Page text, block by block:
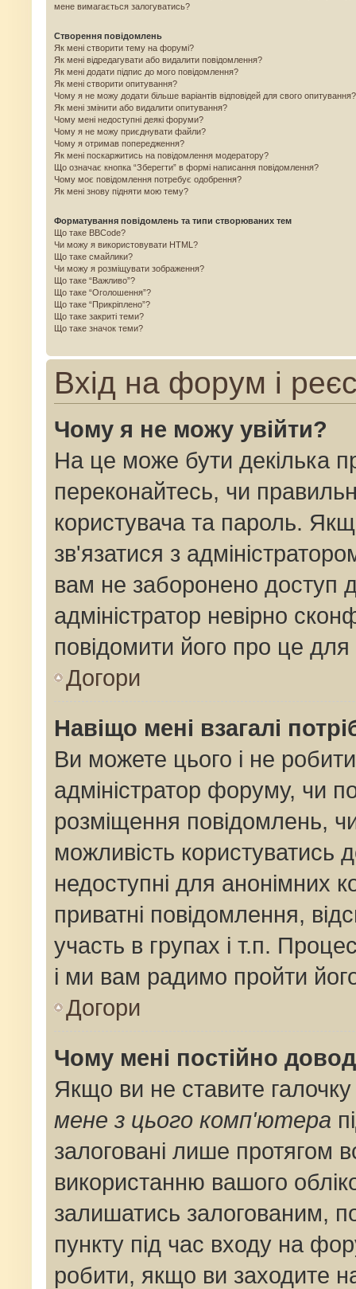
мене вимагається залогуватись?
Створення повідомлень
Як мені створити тему на форумі?
Як мені відредагувати або видалити повідомлення?
Як мені додати підпис до мого повідомлення?
Як мені створити опитування?
Чому я не можу додати більше варіантів відповідей для свого опитування?
Як мені змінити або видалити опитування?
Чому мені недоступні деякі форуми?
Чому я не можу приєднувати файли?
Чому я отримав попередження?
Як мені поскаржитись на повідомлення модератору?
Що означає кнопка “Зберегти” в формі написання повідомлення?
Чому моє повідомлення потребує одобрення?
Як мені знову підняти мою тему?
Форматування повідомлень та типи створюваних тем
Що таке BBCode?
Чи можу я використовувати HTML?
Що таке смайлики?
Чи можу я розміщувати зображення?
Що таке “Важливо”?
Що таке “Оголошення”?
Що таке “Прикріплено”?
Що таке закриті теми?
Що таке значок теми?
Вхід на форум і
Чому я не можу увійти?
На це може бути декілька
переконайтесь, чи
користувача та пароль.
зв'язатися з
вам не заборонено
адміністратор невірно
повідомити його про це
Догори
Навіщо мені взагалі
Ви можете цього і не
адміністратор форуму, чи
розміщення повідомлень,
можливість користуватись
недоступні для анонімних
приватні повідомлення,
участь в групах і т.п.
і ми вам радимо пройти
Догори
Чому мені постійно
Якщо ви не ставите
мене з цього комп'ютера
залоговані лише протягом
використанню вашого
залишатись залогованим,
пункту під час входу на
робити, якщо ви заходите